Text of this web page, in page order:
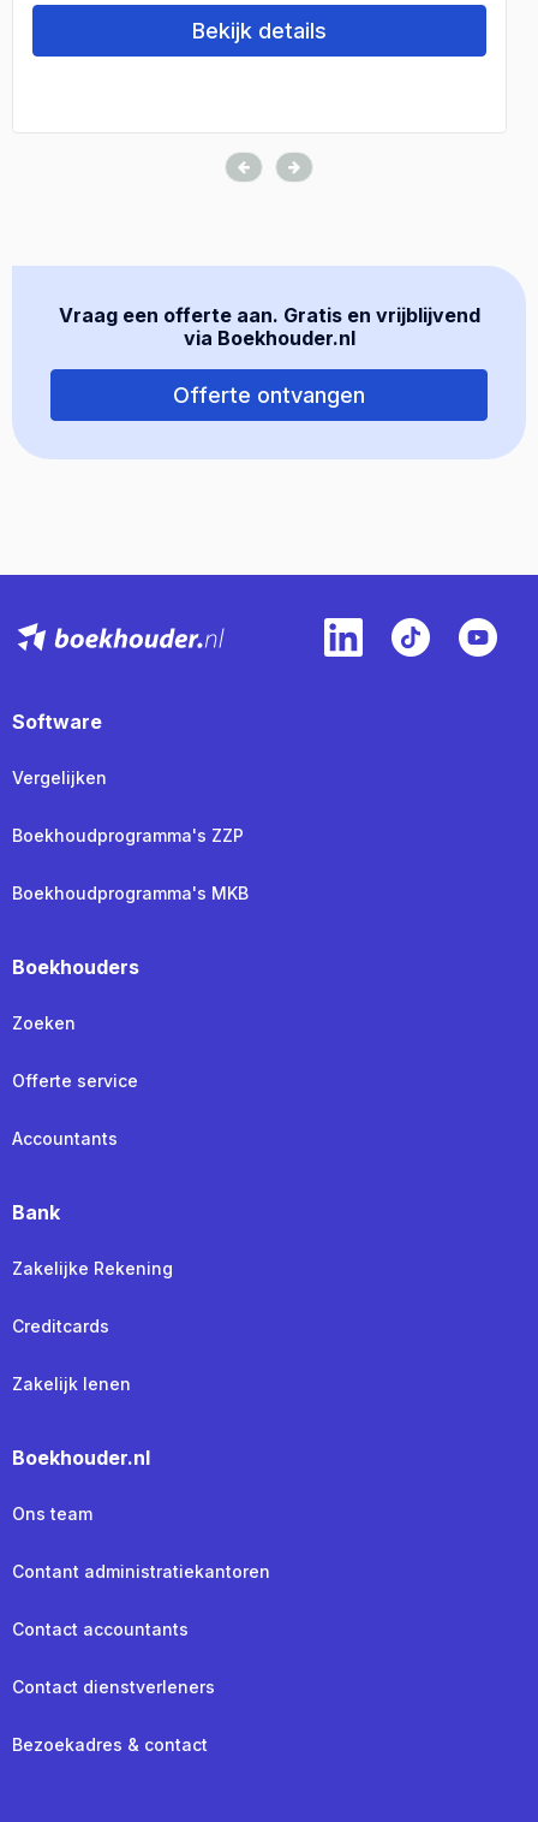
Bekijk details
Vraag een offerte aan. Gratis en vrijblijvend
via Boekhouder.nl
Offerte ontvangen
Software
Vergelijken
Boekhoudprogramma's ZZP
Boekhoudprogramma's MKB
Boekhouders
Zoeken
Offerte service
Accountants
Bank
Zakelijke Rekening
Creditcards
Zakelijk lenen
Boekhouder.nl
Ons team
Contant administratiekantoren
Contact accountants
Contact dienstverleners
Bezoekadres & contact